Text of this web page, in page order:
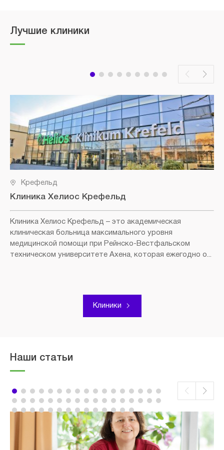
Лучшие клиники
Крефельд
Клиника Хелиос Крефельд
Клиника Хелиос Крефельд – это академическая
клиническая больница максимального уровня
медицинской помощи при Рейнско-Вестфальском
техническом университете Ахена, которая ежегодно о...
Клиники
Наши статьи